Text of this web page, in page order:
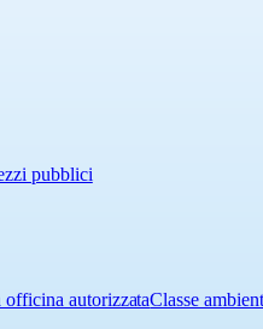
pubblici
officina autorizzataClasse